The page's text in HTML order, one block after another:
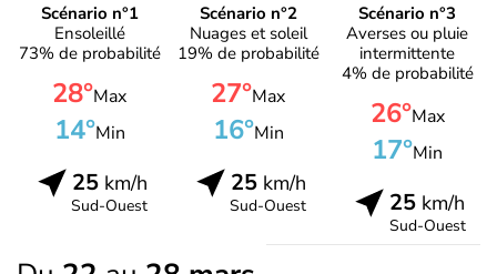
Scénario n°1
Ensoleillé
73% de probabilité
28°Max
14°Min
25km/h
Sud-Ouest
Scénario n°2
Nuages et soleil
19% de probabilité
27°Max
16°Min
25km/h
Sud-Ouest
Scénario n°3
Averses ou pluie
intermittente
4% de probabilité
26°Max
17°Min
25 km/h
Sud-Ouest